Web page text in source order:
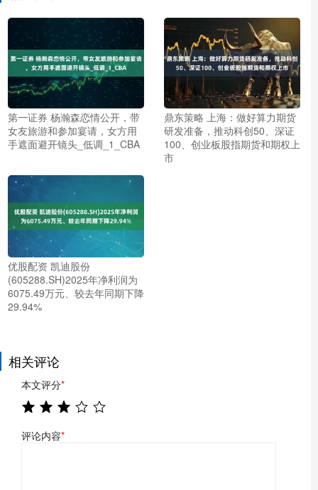
第一证券 杨瀚森恋情公开，带
女友旅游和参加宴请，女方用
手遮面避开镜头_低调_1_CBA
鼎东策略 上海：做好算力期货
研发准备，推动科创50、深证
100、创业板股指期货和期权上
市
优股配资 凯迪股份
(605288.SH)2025年净利润为
6075.49万元、较去年同期下降
29.94%
相关评论
本文评分*
评论内容*